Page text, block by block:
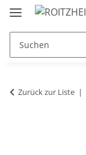
Zurück zur Liste